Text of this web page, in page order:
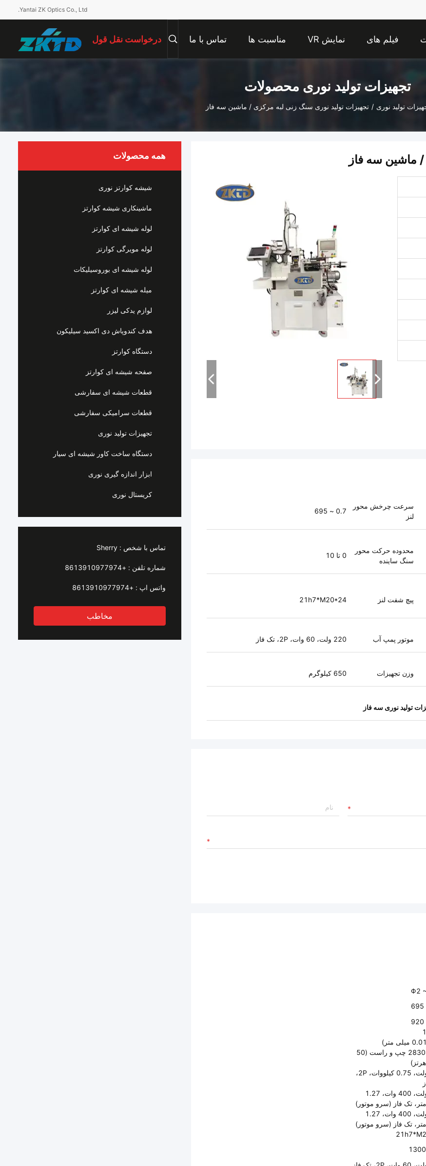
Yantai ZK Optics Co., Ltd.
فیلم های نمایش VR مناسبت ها تماس با ما درخواست نقل قول
تجهیزات تولید نوری محصولات
تولید نوری / تجهیزات تولید نوری سنگ زنی لبه مرکزی / ماشین سه فاز
همه محصولات
شیشه کوارتز نوری
ماشینکاری شیشه کوارتز
لوله شیشه ای کوارتز
لوله مویرگی کوارتز
لوله شیشه ای بوروسیلیکات
میله شیشه ای کوارتز
لوازم یدکی لیزر
هدف کندوپاش دی اکسید سیلیکون
دستگاه کوارتز
صفحه شیشه ای کوارتز
قطعات شیشه ای سفارشی
قطعات سرامیکی سفارشی
تجهیزات تولید نوری
دستگاه ساخت کاور شیشه ای سیار
ابزار اندازه گیری نوری
کریستال نوری
تماس با شخص : Sherry
شماره تلفن : +8613910977974
واتس اپ : +8613910977974
مخاطب
ماشین سه فاز
سرعت چرخش محور
لنز
0.7 ~ 695
محدوده حرکت محور
سنگ ساینده
0 تا 10
پیچ شفت لنز 21h7*M20*24
موتور پمپ آب 220 ولت، 60 وات، 2P، تک فاز
وزن تجهیزات 650 کیلوگرم
تولید نوری سه فاز
Φ2
28303890 چپ و راست (50
380 ولت، 0.75 کیلووات، 2P،
220 ولت، 400 وات، 1.27
متر، تک فاز (سرو موتور)
220 ولت، 400 وات، 1.27
متر، تک فاز (سرو موتور)